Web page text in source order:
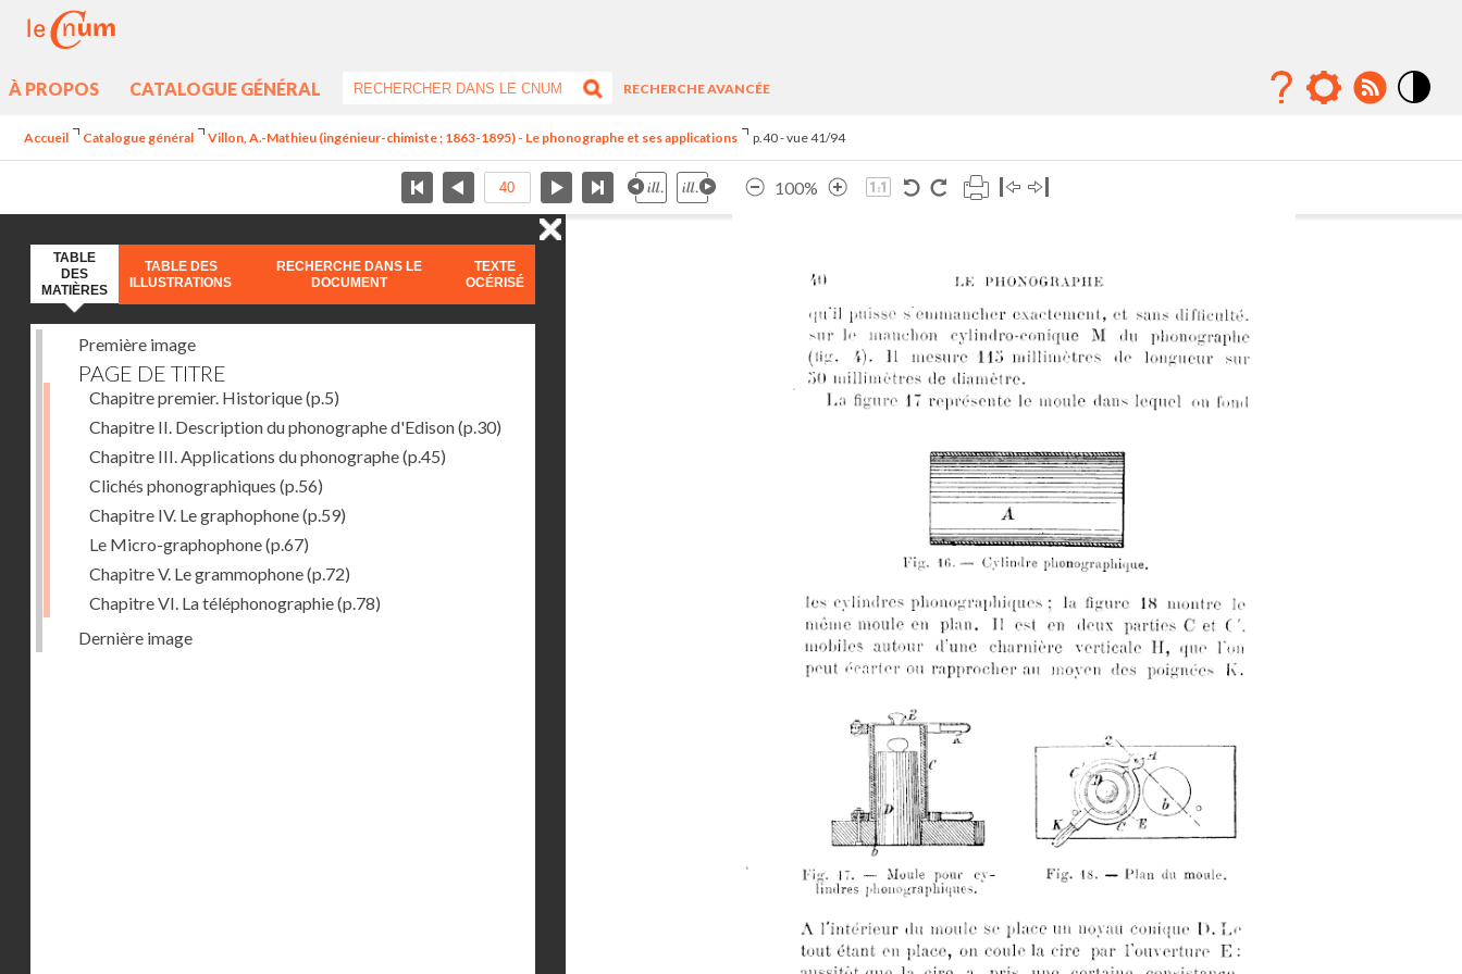
À PROPOS CATALOGUE GÉNÉRAL
RECHERCHE AVANCÉE
Accueil Catalogue général Villon, A.-Mathieu (ingénieur-chimiste ; 1863-1895) - Le phonographe et ses applications p.40 - vue 41/94
100%
TABLE
DES
MATIÈRES
TABLE DES
ILLUSTRATIONS
RECHERCHE DANS LE
DOCUMENT
TEXTE
OCÉRISÉ
Première image
PAGE DE TITRE
Chapitre premier. Historique(p.5)
Chapitre II. Description du phonographe d'Edison(p.30)
Chapitre III. Applications du phonographe(p.45)
Clichés phonographiques (p.56)
Chapitre IV. Le graphophone(p.59)
Le Micro-graphophone(p.67)
Chapitre V. Le grammophone(p.72)
Chapitre VI. La téléphonographie(p.78)
Dernière image